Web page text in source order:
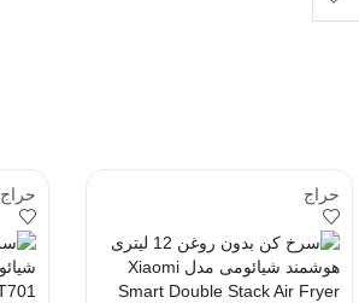
حراج حراج